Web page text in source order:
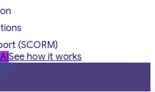
(SCORM)
See how it works